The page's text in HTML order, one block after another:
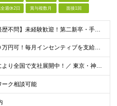
週休2日 賞与複数月 面接1回
【学歴・経歴不問】未経験歓迎！第⼆新卒・⼿に職をつけたい・新たな挑戦者⼤歓迎！⼈柄・意欲重視の採⽤♪ ＼これまでの経験・スキルは⼀切不問／ 新たな⼀歩を全⼒で応援します！ ★経歴・学歴不問 ★未経
＼⽉収６０万円可！毎⽉インセンティブを⽀給／ ⽉給３０万円〜+ダブルインセンティブ（個⼈+⽀店達成率に応じて） ※営業⼿当含む ▼下記固定残業代を含みます ・関東圏：5万8000円〜（⽉36h分）＋
＼急成⻑により全国で⽀社展開中！／ 東京・神奈川・埼⽟・千葉・⼤阪・名古屋・神⼾・新潟・⾦沢・京都・広島・福岡などで募集中！ ★東京、⼤阪、名古屋、福岡は急募のため、特に選考優遇します★ ◎勤務地は
ーク相談可能